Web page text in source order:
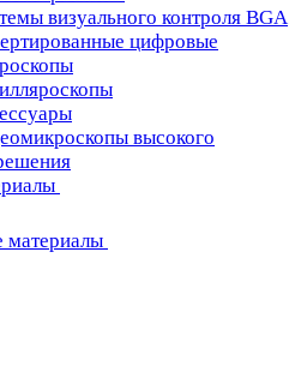
визуального контроля BGA
цифровые
высокого
материалы